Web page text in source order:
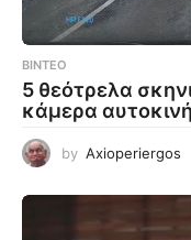
ΒΊΝΤΕΟ
5 θεότρελα
κάμερα
by Axioperiergos